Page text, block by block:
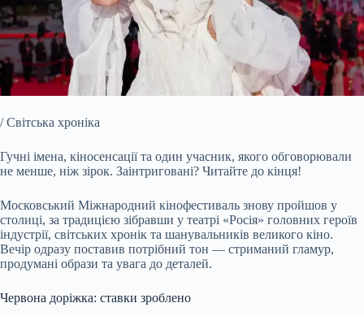
/ Світська хроніка
Гучні імена, кіносенсації та один учасник, якого обговорювали
не менше, ніж зірок. Заінтриговані? Читайте до кінця!
Московський Міжнародний кінофестиваль знову пройшов у
столиці, за традицією зібравши у театрі «Росія» головних героїв
індустрії, світських хронік та шанувальників великого кіно.
Вечір одразу поставив потрібний тон — стриманий гламур,
продумані образи та увага до деталей.
Червона доріжка: ставки зроблено